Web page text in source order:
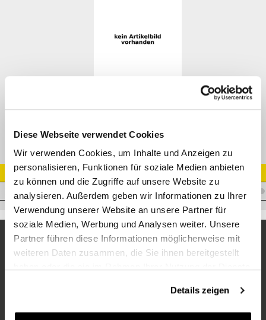
Diese Webseite verwendet Cookies
Wir verwenden Cookies, um Inhalte und Anzeigen zu
personalisieren, Funktionen für soziale Medien anbieten
zu können und die Zugriffe auf unsere Website zu
analysieren. Außerdem geben wir Informationen zu Ihrer
Verwendung unserer Website an unsere Partner für
soziale Medien, Werbung und Analysen weiter. Unsere
Partner führen diese Informationen möglicherweise mit
weiteren Daten zusammen, die Sie ihnen bereitgestellt
Details zeigen
Artikel Nr.
V.XGFL12LK35